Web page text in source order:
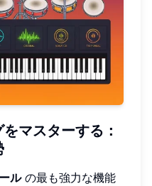
マスターする：
ルの最も強力な機能